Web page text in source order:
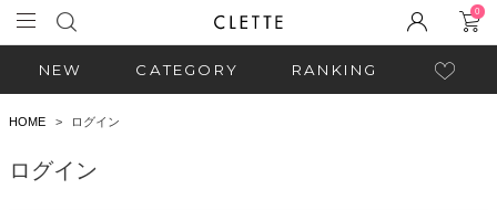
0
NEW CATEGORY RANKING
HOME ログイン
ログイン